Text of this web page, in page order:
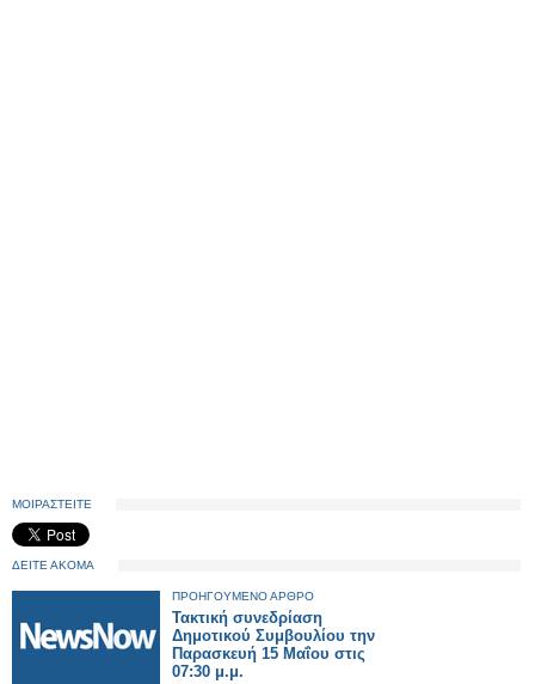
ΜΟΙΡΑΣΤΕΙΤΕ
ΔΕΙΤΕ ΑΚΟΜΑ
ΠΡΟΗΓΟΥΜΕΝΟ ΑΡΘΡΟ
Τακτική συνεδρίαση
Δημοτικού Συμβουλίου την
Παρασκευή 15 Μαΐου στις
07:30 μ.μ.